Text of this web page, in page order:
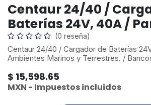
Centaur 24/40 /
Baterías 24V, 40A /
(0 reseña)
Centaur 24/40 / Cargador de Baterías
Ambientes Marinos y Terrestres. /
$ 15,598.65
MXN - Impuestos incluidos